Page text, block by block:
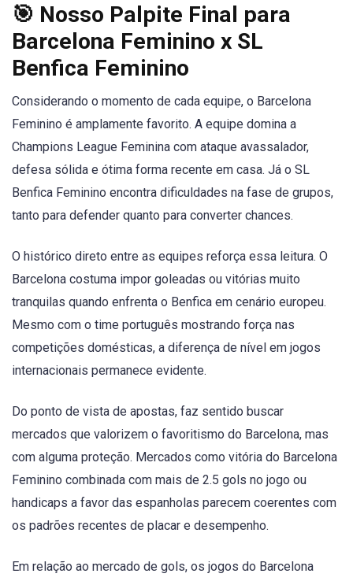
🎯 Nosso Palpite Final para
Barcelona Feminino x SL
Benfica Feminino
Considerando o momento de cada equipe, o Barcelona
Feminino é amplamente favorito. A equipe domina a
Champions League Feminina com ataque avassalador,
defesa sólida e ótima forma recente em casa. Já o SL
Benfica Feminino encontra dificuldades na fase de grupos,
tanto para defender quanto para converter chances.
O histórico direto entre as equipes reforça essa leitura. O
Barcelona costuma impor goleadas ou vitórias muito
tranquilas quando enfrenta o Benfica em cenário europeu.
Mesmo com o time português mostrando força nas
competições domésticas, a diferença de nível em jogos
internacionais permanece evidente.
Do ponto de vista de apostas, faz sentido buscar
mercados que valorizem o favoritismo do Barcelona, mas
com alguma proteção. Mercados como vitória do Barcelona
Feminino combinada com mais de 2.5 gols no jogo ou
handicaps a favor das espanholas parecem coerentes com
os padrões recentes de placar e desempenho.
Em relação ao mercado de gols, os jogos do Barcelona